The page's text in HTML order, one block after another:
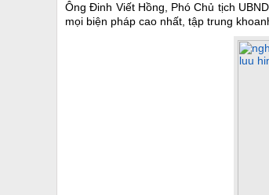
Ông Đinh Viết Hồng, Phó Chủ tịch
mọi biện pháp cao nhất, tập trung